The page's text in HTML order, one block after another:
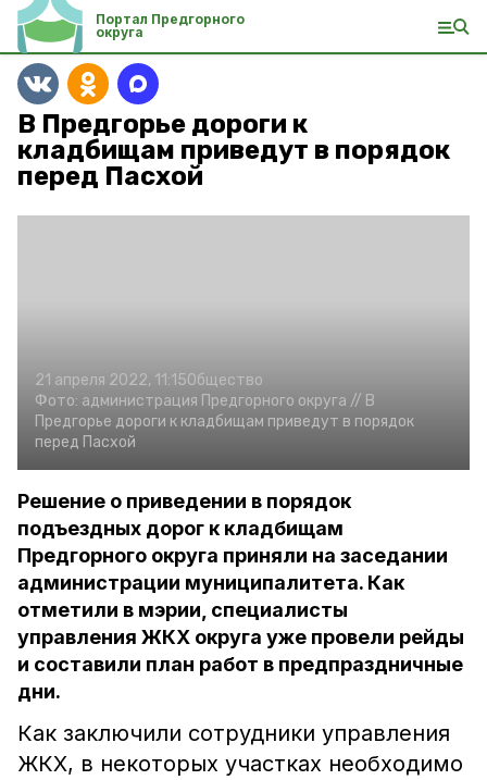
Портал Предгорного
округа
В Предгорье дороги к
кладбищам приведут в порядок
перед Пасхой
21 апреля 2022, 11:15Общество
Фото: администрация Предгорного округа // В
Предгорье дороги к кладбищам приведут в порядок
перед Пасхой
Решение о приведении в порядок
подъездных дорог к кладбищам
Предгорного округа приняли на заседании
администрации муниципалитета. Как
отметили в мэрии, специалисты
управления ЖКХ округа уже провели рейды
и составили план работ в предпраздничные
дни.
Как заключили сотрудники управления
ЖКХ, в некоторых участках необходимо